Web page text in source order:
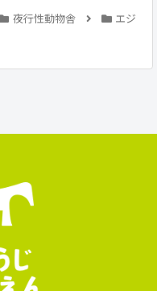
夜行性動物舎
エジ